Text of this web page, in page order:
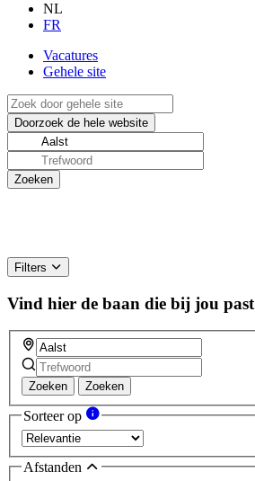
NL
FR
Vacatures
Gehele site
Filters
Vind hier de baan die bij jou past
Zoeken Zoeken
Sorteer op
Afstanden